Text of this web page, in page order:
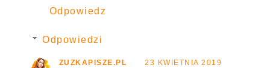
Odpowiedz
Odpowiedzi
ZUZKAPISZE.PL
23 KWIETNIA 2019